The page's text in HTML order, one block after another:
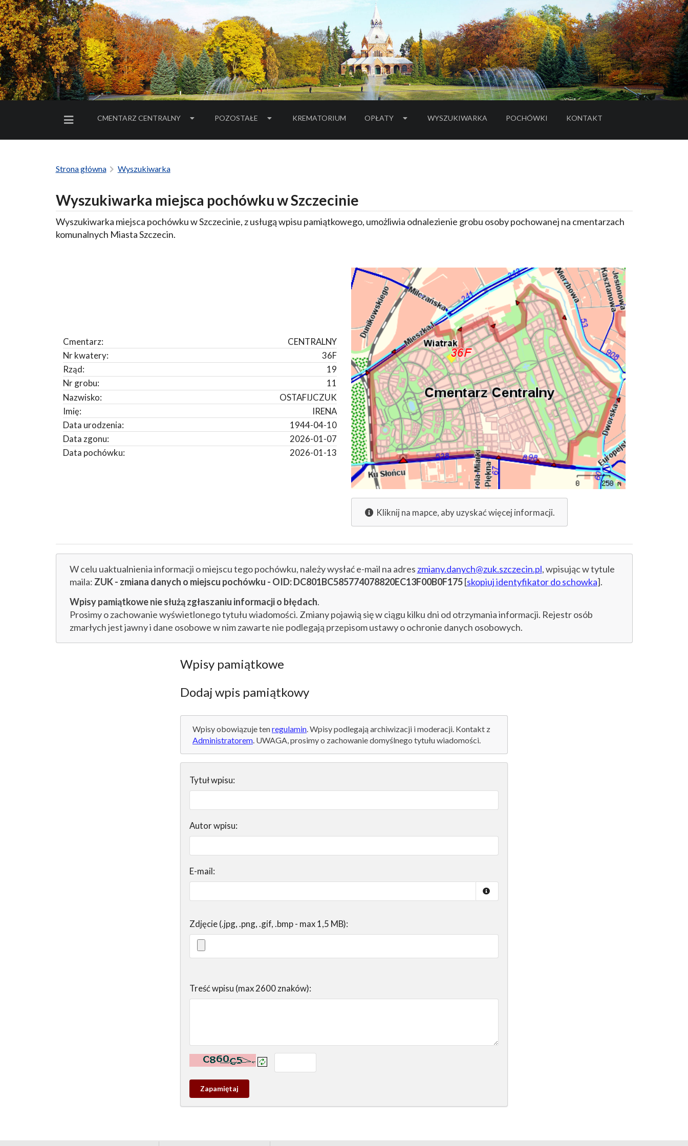
MENU BOCZNE
CMENTARZ CENTRALNY POZOSTAŁE KREMATORIUM OPŁATY WYSZUKIWARKA POCHÓWKI
- LINK DO SERWISU ZEWNĘTRZNEGO
KONTAKT
Strona główna Wyszukiwarka
Wyszukiwarka miejsca pochówku w Szczecinie
Wyszukiwarka miejsca pochówku w Szczecinie, z usługą wpisu pamiątkowego, umożliwia odnalezienie grobu osoby pochowanej na cmentarzach
komunalnych Miasta Szczecin.
CENTRALNY
Cmentarz:
36F
Nr kwatery:
19
Rząd:
11
Nr grobu:
OSTAFIJCZUK
Nazwisko:
IRENA
Imię:
1944-04-10
Data urodzenia:
2026-01-07
Data zgonu:
2026-01-13
Data pochówku:
Kliknij na mapce, aby uzyskać więcej informacji.
W celu uaktualnienia informacji o miejscu tego pochówku, należy wysłać e-mail na adres zmiany.danych@zuk.szczecin.pl, wpisując w tytule
maila: ZUK - zmiana danych o miejscu pochówku - OID: DC801BC585774078820EC13F00B0F175[skopiuj identyfikator do schowka].
Wpisy pamiątkowe nie służą zgłaszaniu informacji o błędach.
Prosimy o zachowanie wyświetlonego tytułu wiadomości. Zmiany pojawią się w ciągu kilku dni od otrzymania informacji. Rejestr osób
zmarłych jest jawny i dane osobowe w nim zawarte nie podlegają przepisom ustawy o ochronie danych osobowych.
Wpisy pamiątkowe
Dodaj wpis pamiątkowy
Wpisy obowiązuje tenregulamin . Wpisy podlegają archiwizacji i moderacji. Kontakt z
Administratorem . UWAGA, prosimy o zachowanie domyślnego tytułu wiadomości.
Tytuł wpisu:
Autor wpisu:
E-mail:
Zdjęcie (.jpg, .png, .gif, .bmp - max 1,5 MB):
Treść wpisu (max 2600 znaków):
Kontrola - wprowadź tekst z obrazka:
Zapamietaj
wpis